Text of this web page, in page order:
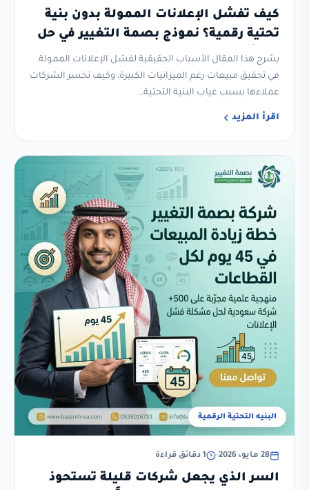
كيف تفشل الإعلانات الممولة بدون بنية
تحتية رقمية؟ نموذج بصمة التغيير في حل
المشكلة
يشرح هذا المقال الأسباب الحقيقية لفشل الإعلانات الممولة
في تحقيق مبيعات رغم الميزانيات الكبيرة، وكيف تخسر الشركات
عملاءها بسبب غياب البنية التحتية…
اقرأ المزيد
البنيه التحتية الرقمية
28 مايو، 2026 • 1 دقائق قراءة
السر الذي يجعل شركات قليلة تستحوذ